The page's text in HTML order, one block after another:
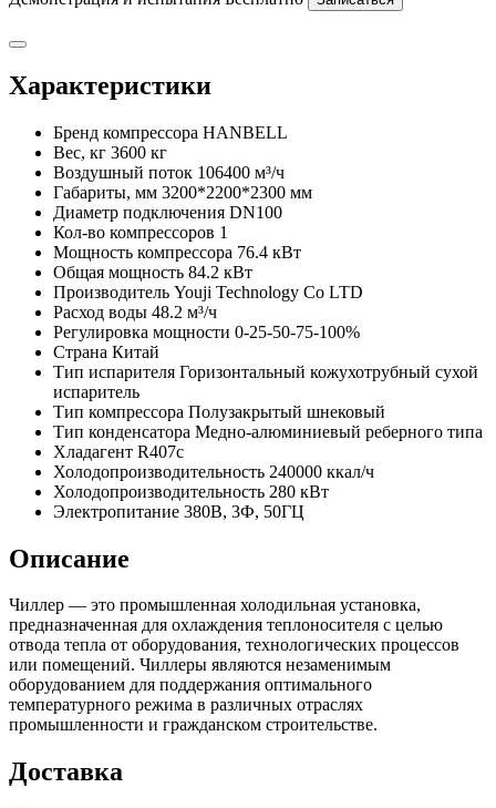
Характеристики
Бренд компрессора HANBELL
Вес, кг 3600 кг
Воздушный поток 106400 м³/ч
Габариты, мм 3200*2200*2300 мм
Диаметр подключения DN100
Кол-во компрессоров 1
Мощность компрессора 76.4 кВт
Общая мощность 84.2 кВт
Производитель Youji Technology Co LTD
Расход воды 48.2 м³/ч
Регулировка мощности 0-25-50-75-100%
Страна Китай
Тип испарителя Горизонтальный кожухотрубный сухой
испаритель
Тип компрессора Полузакрытый шнековый
Тип конденсатора Медно-алюминиевый реберного типа
Хладагент R407c
Холодопроизводительность 240000 ккал/ч
Холодопроизводительность 280 кВт
Электропитание 380В, 3Ф, 50ГЦ
Описание
Чиллер — это промышленная холодильная установка,
предназначенная для охлаждения теплоносителя с целью
отвода тепла от оборудования, технологических процессов
или помещений. Чиллеры являются незаменимым
оборудованием для поддержания оптимального
температурного режима в различных отраслях
промышленности и гражданском строительстве.
Доставка